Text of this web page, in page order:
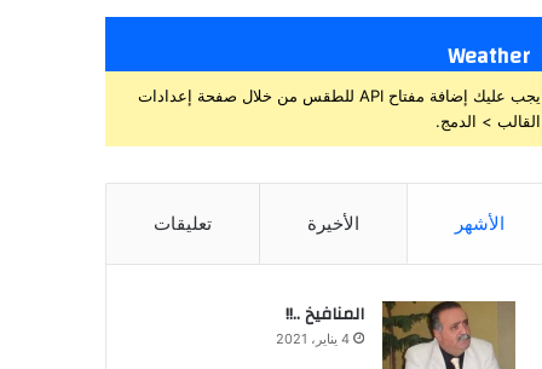
Weather
يجب عليك إضافة مفتاح API للطقس من خلال صفحة إعدادات
القالب > الدمج.
الأشهر الأخيرة تعليقات
المنافيخ ..!!
4 يناير، 2021